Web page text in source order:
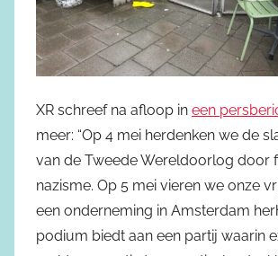
XR schreef na afloop in een
meer: “Op 4 mei herdenken we de
van de Tweede Wereldoorlog door
nazisme. Op 5 mei vieren we onze
een onderneming in Amsterdam
podium biedt aan een partij waarin